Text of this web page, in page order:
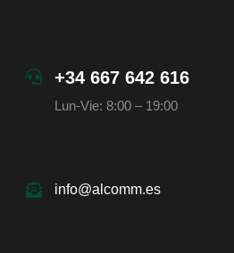
+34 667 642 616
Lun-Vie: 8:00 – 19:00
info@alcomm.es